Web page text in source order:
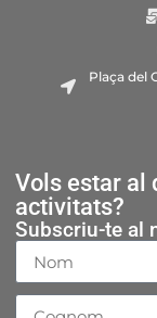
Plaça del
Vols estar al
activitats?
Subscriu-te al